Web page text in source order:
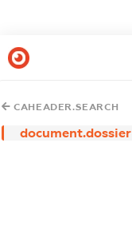
CAHEADER.SEARCH
document.dossier